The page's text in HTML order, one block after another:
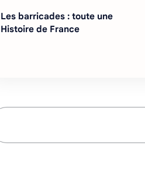
Les barricades : toute une
Histoire de France